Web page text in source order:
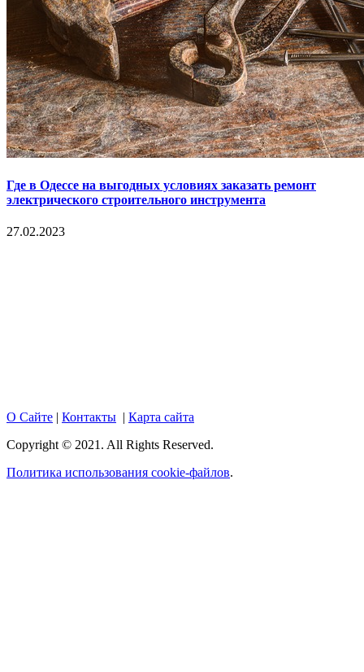
Где в Одессе на выгодных условиях заказать ремонт
электрического строительного инструмента
27.02.2023
О Сайте | Контакты | Карта сайта
Copyright © 2021. All Rights Reserved.
Политика использования cookie-файлов.